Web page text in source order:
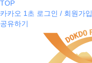
TOP
카카오 1초 로그인 / 회원가입
공유하기